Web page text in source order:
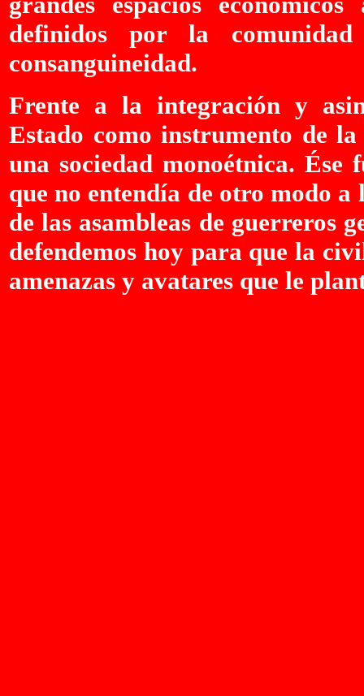
definidos por la
consanguineidad.
Frente a la integración y
Estado como instrumento de
una sociedad monoétnica.
que no entendía de otro modo
de las asambleas de guerreros
defendemos hoy para que la
amenazas y avatares que le